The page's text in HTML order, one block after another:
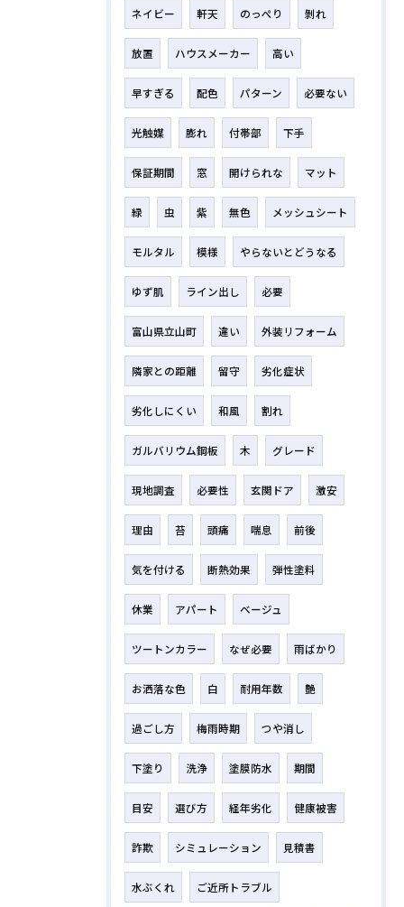
ネイビー 軒天 のっぺり 剝れ
放置 ハウスメーカー 高い
早すぎる 配色 パターン 必要ない
光触媒 膨れ 付帯部 下手
保証期間 窓 開けられな マット
緑 虫 紫 無色 メッシュシート
モルタル 模様 やらないとどうなる
ゆず肌 ライン出し 必要
富山県立山町 違い 外装リフォーム
隣家との距離 留守 劣化症状
劣化しにくい 和風 割れ
ガルバリウム鋼板 木 グレード
現地調査 必要性 玄関ドア 激安
理由 苔 頭痛 喘息 前後
気を付ける 断熱効果 弾性塗料
休業 アパート ベージュ
ツートンカラー なぜ必要 雨ばかり
お洒落な色 白 耐用年数 艶
過ごし方 梅雨時期 つや消し
下塗り 洗浄 塗膜防水 期間
目安 選び方 経年劣化 健康被害
詐欺 シミュレーション 見積書
水ぶくれ ご近所トラブル